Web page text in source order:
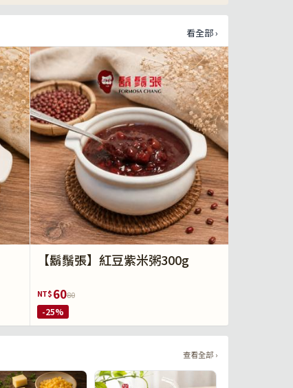
看全部 ›
【鬍鬚張】紅豆紫米粥300g
NT$6080
-25%
查看全部 ›